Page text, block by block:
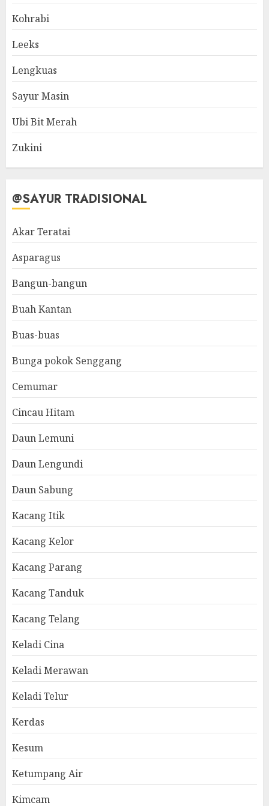
Kohrabi
Leeks
Lengkuas
Sayur Masin
Ubi Bit Merah
Zukini
@SAYUR TRADISIONAL
Akar Teratai
Asparagus
Bangun-bangun
Buah Kantan
Buas-buas
Bunga pokok Senggang
Cemumar
Cincau Hitam
Daun Lemuni
Daun Lengundi
Daun Sabung
Kacang Itik
Kacang Kelor
Kacang Parang
Kacang Tanduk
Kacang Telang
Keladi Cina
Keladi Merawan
Keladi Telur
Kerdas
Kesum
Ketumpang Air
Kimcam